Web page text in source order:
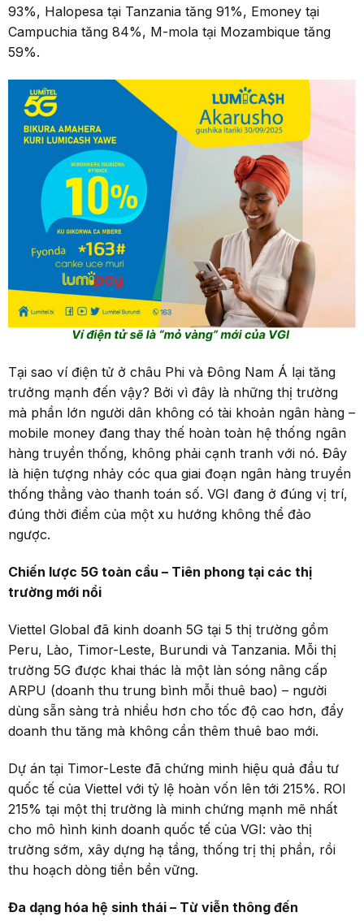
93%, Halopesa tại Tanzania tăng 91%, Emoney tại
Campuchia tăng 84%, M-mola tại Mozambique tăng
59%.
Tại sao ví điện tử ở châu Phi và Đông Nam Á lại tăng
trưởng mạnh đến vậy? Bởi vì đây là những thị trường
mà phần lớn người dân không có tài khoản ngân hàng –
mobile money đang thay thế hoàn toàn hệ thống ngân
hàng truyền thống, không phải cạnh tranh với nó. Đây
là hiện tượng nhảy cóc qua giai đoạn ngân hàng truyền
thống thẳng vào thanh toán số. VGI đang ở đúng vị trí,
đúng thời điểm của một xu hướng không thể đảo
ngược.
Chiến lược 5G toàn cầu –Tiên phong tại các thị
trường mới nổi
Viettel Global đã kinh doanh 5G tại 5 thị trường gồm
Peru, Lào, Timor-Leste, Burundi và Tanzania. Mỗi thị
trường 5G được khai thác là một làn sóng nâng cấp
ARPU (doanh thu trung bình mỗi thuê bao) – người
dùng sẵn sàng trả nhiều hơn cho tốc độ cao hơn, đẩy
doanh thu tăng mà không cần thêm thuê bao mới.
Dự án tại Timor-Leste đã chứng minh hiệu quả đầu tư
quốc tế của Viettel với tỷ lệ hoàn vốn lên tới 215%. ROI
215% tại một thị trường là minh chứng mạnh mẽ nhất
cho mô hình kinh doanh quốc tế của VGI: vào thị
trường sớm, xây dựng hạ tầng, thống trị thị phần, rồi
thu hoạch dòng tiền bền vững.
Đa dạng hóa hệ sinh thái –Từ viễn thông đến